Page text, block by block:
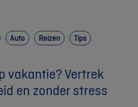
Auto Reizen Tips
vakantie? Vertrek
en zonder stress